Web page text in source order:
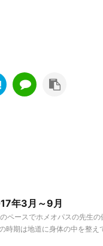
年3月～9月
ペースでホメオパスの先生の
期は地道に身体の中を整え